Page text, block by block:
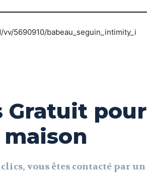
5690910/babeau_seguin_intimity_i
Gratuit pour
vous êtes contacté par un